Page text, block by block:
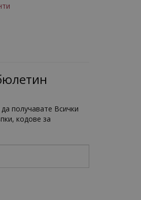
получавате Всички
кодове за